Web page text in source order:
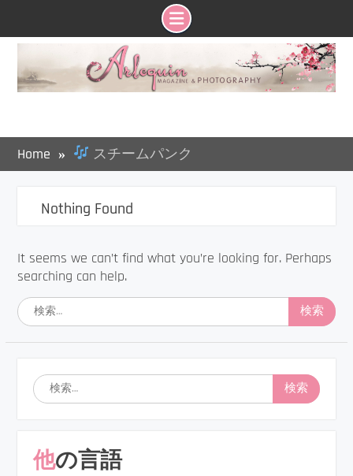
Skip
content
Home スチームパンク
Nothing Found
It seems we can’t find what you’re looking for. Perhaps
searching can help.
検
索:
検
索:
他の言語